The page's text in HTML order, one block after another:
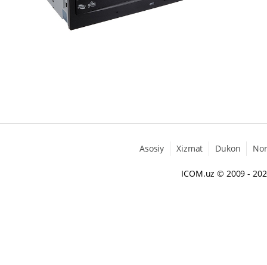
Asosiy Xizmat Dukon
ICOM.uz © 2009 -